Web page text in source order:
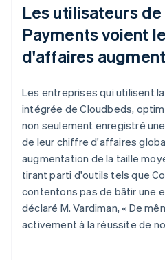
Les utilisateurs
Payments voient
d'affaires
Les entreprises qui utilisent
intégrée de Cloudbeds,
non seulement enregistré
de leur chiffre d'affaires
augmentation de la taille
tirant parti d'outils tels que
contentons pas de bâtir une
déclaré M. Vardiman, « De
activement à la réussite de